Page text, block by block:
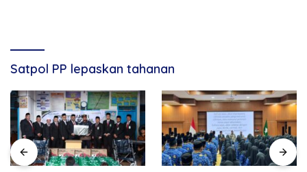
Satpol PP lepaskan tahanan